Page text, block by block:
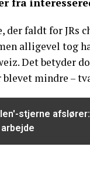
der faldt for JRs
alligevel tog
Det betyder
blevet mindre –
stjerne